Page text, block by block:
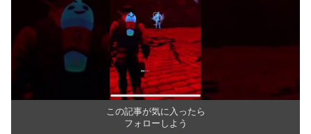
この記事が気に入ったら
フォローしよう